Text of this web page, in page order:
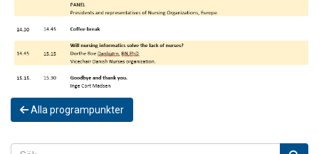
Alla programpunkter